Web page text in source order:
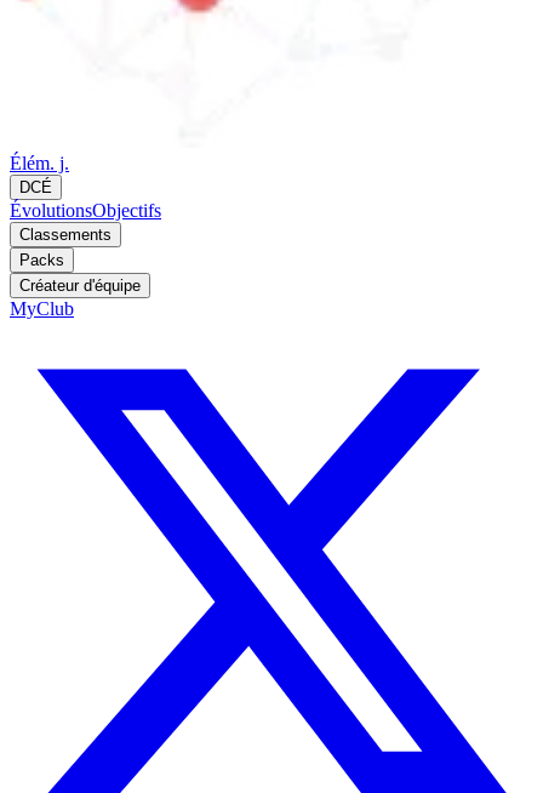
Élém. j.
DCÉ
ÉvolutionsObjectifs
Classements
Packs
Créateur d'équipe
MyClub